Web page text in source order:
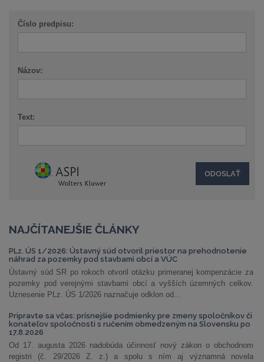
Číslo predpisu:
Názov:
Text:
NAJČÍTANEJŠIE ČLÁNKY
PLz. ÚS 1/2026: Ústavný súd otvoril priestor na prehodnotenie
náhrad za pozemky pod stavbami obcí a VÚC
Ústavný súd SR po rokoch otvoril otázku primeranej kompenzácie za
pozemky pod verejnými stavbami obcí a vyšších územných celkov.
Uznesenie PLz. ÚS 1/2026 naznačuje odklon od...
Pripravte sa včas: prísnejšie podmienky pre zmeny spoločníkov či
konateľov spoločnosti s ručením obmedzeným na Slovensku po
17.8.2026
Od 17. augusta 2026 nadobúda účinnosť nový zákon o obchodnom
registri (č. 29/2026 Z. z.) a spolu s ním aj významná novela